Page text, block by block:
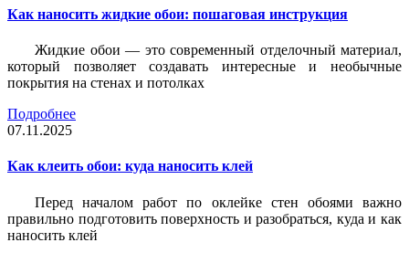
Как наносить жидкие обои: пошаговая инструкция
Жидкие обои — это современный отделочный материал,
который позволяет создавать интересные и необычные
покрытия на стенах и потолках
Подробнее
07.11.2025
Как клеить обои: куда наносить клей
Перед началом работ по оклейке стен обоями важно
правильно подготовить поверхность и разобраться, куда и как
наносить клей